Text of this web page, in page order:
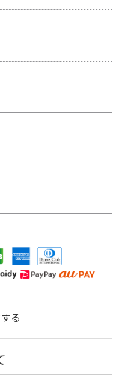
る